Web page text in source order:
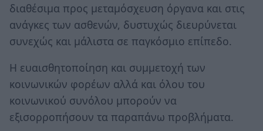
διαθέσιμα προς μεταμόσχευση όργανα και στις
ανάγκες των ασθενών, δυστυχώς διευρύνεται
συνεχώς και μάλιστα σε παγκόσμιο επίπεδο.
Η ευαισθητοποίηση και συμμετοχή των
κοινωνικών φορέων αλλά και όλου του
κοινωνικού συνόλου μπορούν να
εξισορροπήσουν τα παραπάνω προβλήματα.